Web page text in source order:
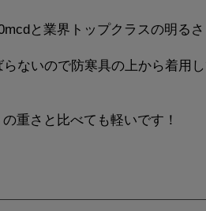
と業界トップクラスの明るさ
ないので防寒具の上から着用
重さと比べても軽いです！